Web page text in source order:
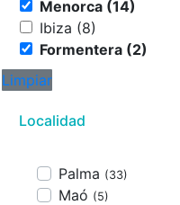
Menorca (14)
Ibiza (8)
Formentera (2)
Limpiar
Localidad
Palma (33)
Maó (5)